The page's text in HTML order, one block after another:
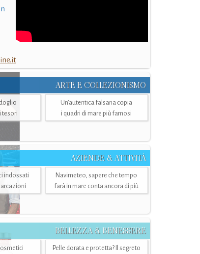
ARTE E COLLEZIONISMO
tesori
Un’autentica falsaria copia
i quadri di mare più famosi
AZIENDE & ATTIVITÀ
indossati
Navimeteo, sapere che tempo
farà in mare conta ancora di più
BELLEZZA & BENESSERE
Pelle dorata e protetta? Il segreto